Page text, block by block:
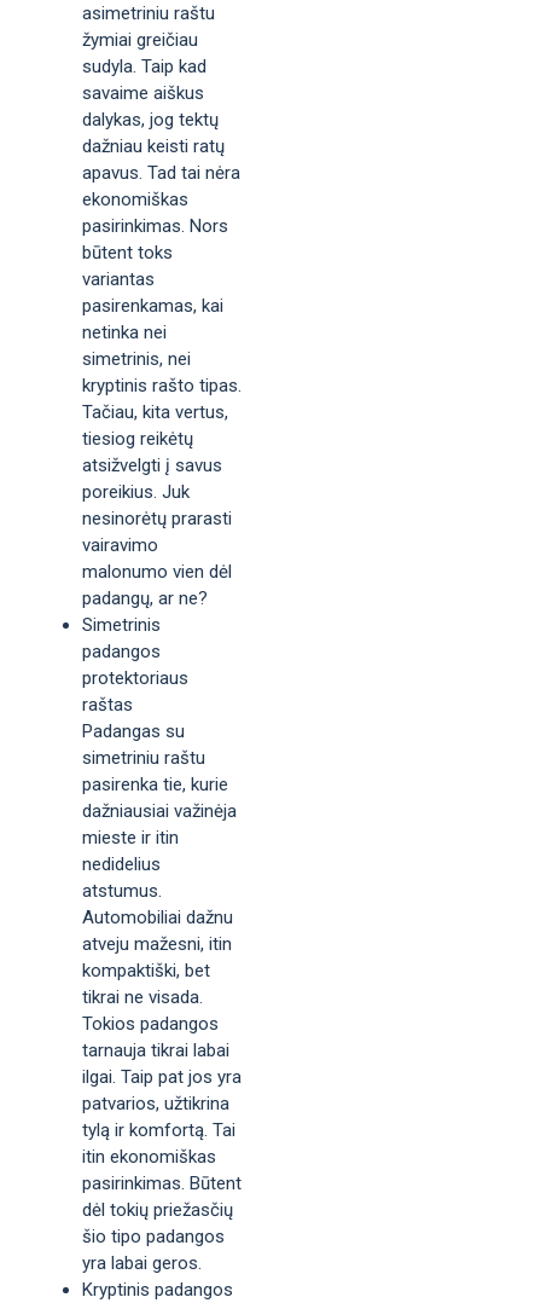
asimetriniu raštu
žymiai greičiau
sudyla. Taip kad
savaime aiškus
dalykas, jog tektų
dažniau keisti ratų
apavus. Tad tai nėra
ekonomiškas
pasirinkimas. Nors
būtent toks
variantas
pasirenkamas, kai
netinka nei
simetrinis, nei
kryptinis rašto tipas.
Tačiau, kita vertus,
tiesiog reikėtų
atsižvelgti į savus
poreikius. Juk
nesinorėtų prarasti
vairavimo
malonumo vien dėl
padangų, ar ne?
Simetrinis
padangos
protektoriaus
raštas
Padangas su
simetriniu raštu
pasirenka tie, kurie
dažniausiai važinėja
mieste ir itin
nedidelius
atstumus.
Automobiliai dažnu
atveju mažesni, itin
kompaktiški, bet
tikrai ne visada.
Tokios padangos
tarnauja tikrai labai
ilgai. Taip pat jos yra
patvarios, užtikrina
tylą ir komfortą. Tai
itin ekonomiškas
pasirinkimas. Būtent
dėl tokių priežasčių
šio tipo padangos
yra labai geros.
Kryptinis padangos